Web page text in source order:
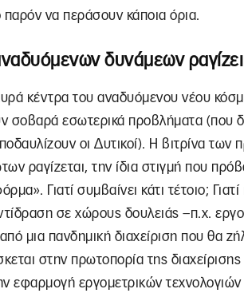
να περάσουν κάποια όρια.
δυνάμεων ραγίζει
κέντρα του αναδυόμενου νέου
σοβαρά εσωτερικά προβλήματα (που
οι Δυτικοί). Η βιτρίνα των
ραγίζεται, την ίδια στιγμή που
Γιατί συμβαίνει κάτι τέτοιο;
σε χώρους δουλειάς –π.χ.
μια πανδημική διαχείριση που θα
στην πρωτοπορία της
εφαρμογή εργομετρικών τεχνολογιών